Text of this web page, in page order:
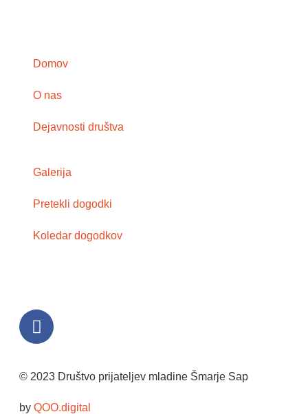
Domov
O nas
Dejavnosti društva
Galerija
Pretekli dogodki
Koledar dogodkov
© 2023 Društvo prijateljev mladine Šmarje Sap
by QOO.digital